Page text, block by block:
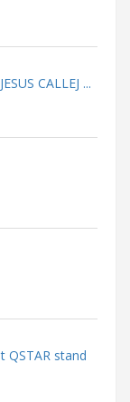
CALLEJ ...
QSTAR stand